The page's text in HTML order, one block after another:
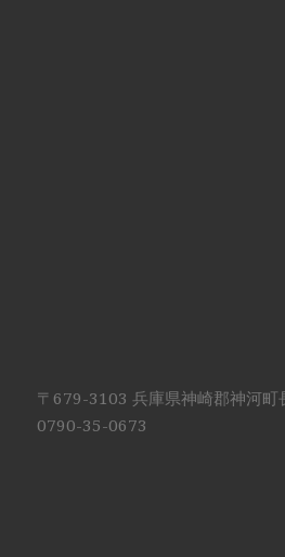
〒679-3103 兵庫県神崎郡神河町
0790-35-0673